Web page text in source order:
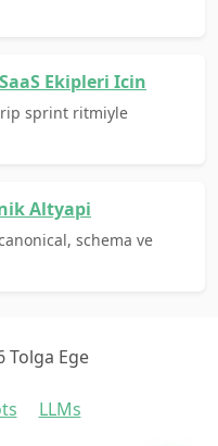
Ekipleri Icin
sprint ritmiyle
Altyapi
schema ve
Tolga Ege
LLMs